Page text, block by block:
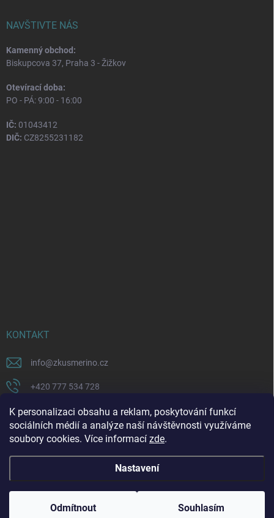
K personalizaci obsahu a reklam, poskytování funkcí
sociálních médií a analýze naší návštěvnosti využíváme
soubory cookies. Více informací zde.
Nastavení
Odmítnout Souhlasím
NAVŠTIVTE NÁS
Kamenný obchod:
Biskupcova 37, Praha 3 - Žižkov
Otevírací doba:
PO - PÁ: 9:00 - 16:00
IČ: 01043412
DIČ: CZ8255231182
KONTAKT
info@zkusmerino.cz
+420 777 534 728
https://www.facebook.com/zkusmerino/
zkusmerino.cz
Copyright 2026ZKUSMERINO. Všechna práva vyhrazena.Upravit nastavení